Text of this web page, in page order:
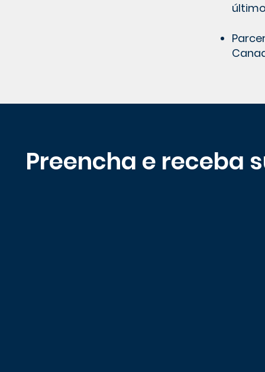
Preencha e receba